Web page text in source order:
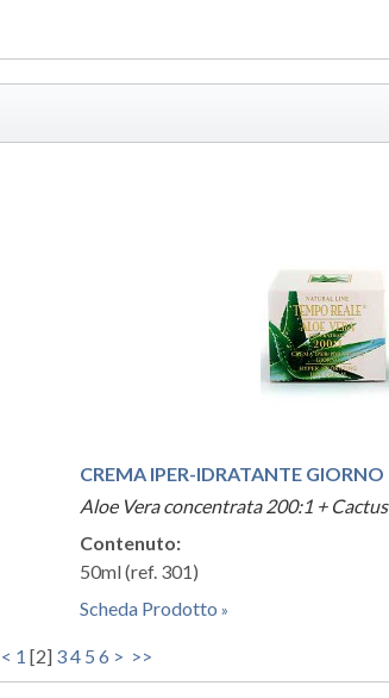
CREMA IPER-IDRATANTE GIORNO
Aloe Vera concentrata 200:1 + Cactus
Contenuto:
50ml (ref. 301)
Scheda Prodotto
< 1 [2] 34 5 6 > >>